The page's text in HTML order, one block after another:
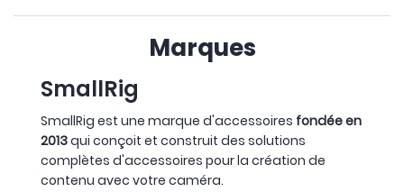
Marques
SmallRig
SmallRig est une marque d'accessoires fondée en
2013qui conçoit et construit des solutions
complètes d'accessoires pour la création de
contenu avec votre caméra.